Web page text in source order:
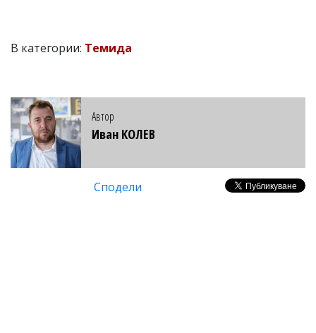
В категории: Темида
Автор
Иван КОЛЕВ
Сподели